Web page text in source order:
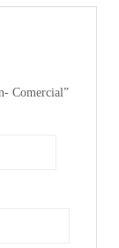
Comercial”